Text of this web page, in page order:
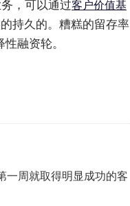
，可以通过客户价值基
持久的。糟糕的留存率
融资轮。
一周就取得明显成功的客